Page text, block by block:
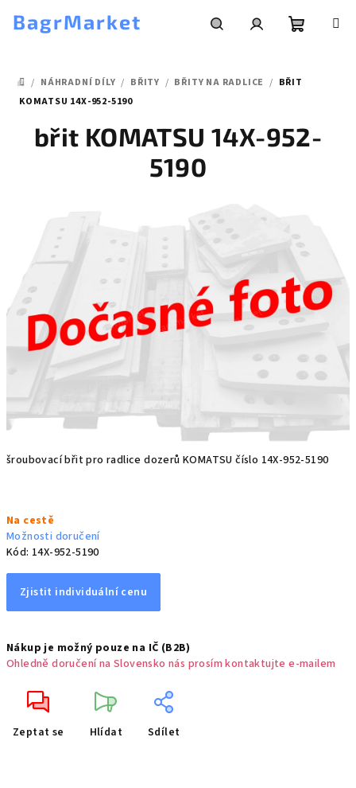
BagrMarket
DOMŮ
/ NÁHRADNÍ DÍLY / BŘITY / BŘITY NA RADLICE / BŘIT
KOMATSU 14X-952-5190
šroubovací břit pro radlice dozerů KOMATSU číslo 14X-952-5190
cena:
Na cestě
Možnosti doručení
Kód: 14X-952-5190
Zjistit individuální cenu
Nákup je možný pouze na IČ (B2B)
Ohledně doručení na Slovensko nás prosím kontaktujte e-mailem
Zeptat se Hlídat Sdílet
břit KOMATSU 14X-952-
5190